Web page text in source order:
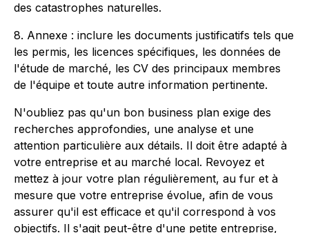
des catastrophes naturelles.
8. Annexe : inclure les documents justificatifs tels que
les permis, les licences spécifiques, les données de
l'étude de marché, les CV des principaux membres
de l'équipe et toute autre information pertinente.
N'oubliez pas qu'un bon business plan exige des
recherches approfondies, une analyse et une
attention particulière aux détails. Il doit être adapté à
votre entreprise et au marché local. Revoyez et
mettez à jour votre plan régulièrement, au fur et à
mesure que votre entreprise évolue, afin de vous
assurer qu'il est efficace et qu'il correspond à vos
objectifs. Il s'agit peut-être d'une petite entreprise,